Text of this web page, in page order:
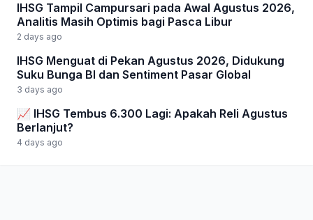
IHSG Tampil Campursari pada Awal Agustus 2026,
Analitis Masih Optimis bagi Pasca Libur
2 days ago
IHSG Menguat di Pekan Agustus 2026, Didukung
Suku Bunga BI dan Sentiment Pasar Global
3 days ago
📈 IHSG Tembus 6.300 Lagi: Apakah Reli Agustus
Berlanjut?
4 days ago